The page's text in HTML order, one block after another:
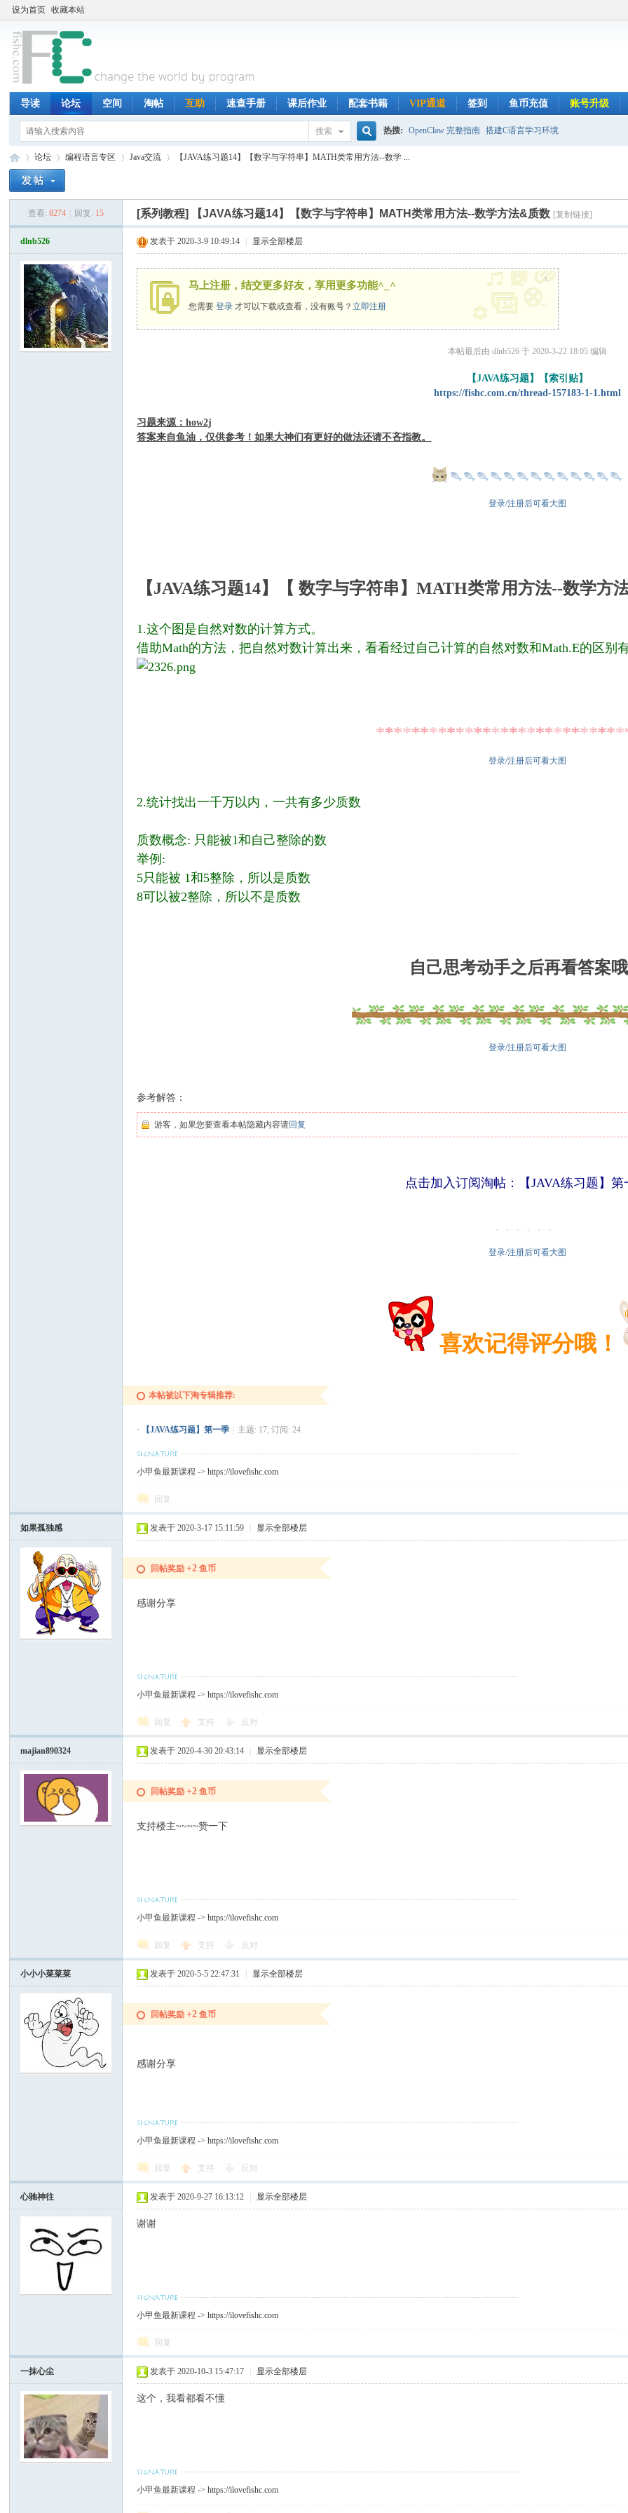
设为首页 收藏本站
导读 论坛 空间 淘帖 互助 速查手册 课后作业 配套书籍 VIP通道 签到 鱼币充值 账号升级
搜索
搜
索
热搜: OpenClaw 完整指南 搭建C语言学习环境
论坛
›
编程语言专区 Java交流
›
【JAVA练习题14】【数字与字符串】MATH类常用方法--数学 ...
查看: 8274 回复: 15 [系列教程] 【JAVA练习题14】【数字与字符串】MATH类常用方法--数学方法&质数 [复制链接]
dlnb526 发表于 2020-3-9 10:49:14 显示全部楼层
马上注册，结交更多好友，享用更多功能^_^
您需要登录 才可以下载或查看，没有账号？立即注册
x
本帖最后由 dlnb526 于 2020-3-22 18:05 编辑
【JAVA练习题】【索引贴】
https://fishc.com.cn/thread-157183-1-1.html
习题来源：how2j
答案来自鱼油，仅供参考！如果大神们有更好的做法还请不吝指教。
登录/注册后可看大图
【JAVA练习题14】【 数字与字符串】MATH类常用方法--数学
1.这个图是自然对数的计算方式。
借助Math的方法，把自然对数计算出来，看看经过自己计算的自然对数和Math.E的区别
登录/注册后可看大图
2.统计找出一千万以内，一共有多少质数
质数概念: 只能被1和自己整除的数
举例:
5只能被 1和5整除，所以是质数
8可以被2整除，所以不是质数
自己思考动手之后再看答案
登录/注册后可看大图
参考解答：
游客，如果您要查看本帖隐藏内容请回复
点击加入订阅淘帖：【JAVA练习题】第
登录/注册后可看大图
喜欢记得评分哦！
本帖被以下淘专辑推荐:
· 【JAVA练习题】第一季 主题: 17, 订阅: 24
小甲鱼最新课程 ->https://ilovefishc.com
回复
如果孤独感 发表于 2020-3-17 15:11:59 显示全部楼层
回帖奖励+2 鱼币
感谢分享
小甲鱼最新课程 ->https://ilovefishc.com
回复 支持 反对
majian890324 发表于 2020-4-30 20:43:14 显示全部楼层
回帖奖励+2 鱼币
支持楼主~~~~赞一下
小甲鱼最新课程 ->https://ilovefishc.com
回复 支持 反对
小小小菜菜菜 发表于 2020-5-5 22:47:31 显示全部楼层
回帖奖励+2 鱼币
感谢分享
小甲鱼最新课程 ->https://ilovefishc.com
回复 支持 反对
心驰神往 发表于 2020-9-27 16:13:12 显示全部楼层
谢谢
小甲鱼最新课程 ->https://ilovefishc.com
回复
一抹心尘 发表于 2020-10-3 15:47:17 显示全部楼层
这个，我看都看不懂
小甲鱼最新课程 ->https://ilovefishc.com